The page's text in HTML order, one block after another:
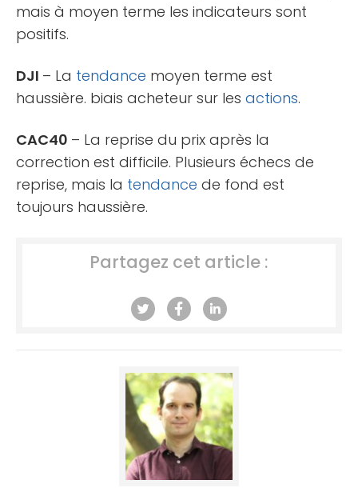
mais à moyen terme les indicateurs sont
positifs.
DJI – La tendance moyen terme est
haussière. biais acheteur sur les actions.
CAC40 – La reprise du prix après la
correction est difficile. Plusieurs échecs de
reprise, mais la tendance de fond est
toujours haussière.
Partagez cet article :